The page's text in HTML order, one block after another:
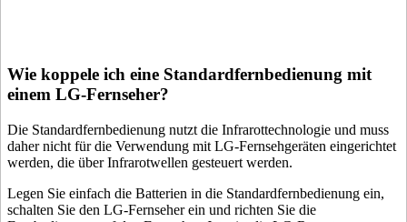
Wie koppele ich eine Standardfernbedienung mit
einem LG-Fernseher?
Die Standardfernbedienung nutzt die Infrarottechnologie und muss
daher nicht für die Verwendung mit LG-Fernsehgeräten eingerichtet
werden, die über Infrarotwellen gesteuert werden.
Legen Sie einfach die Batterien in die Standardfernbedienung ein,
schalten Sie den LG-Fernseher ein und richten Sie die